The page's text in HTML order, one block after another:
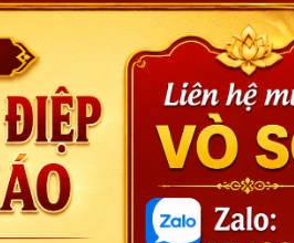
tứ khí nói trước, tứ y nói sau.